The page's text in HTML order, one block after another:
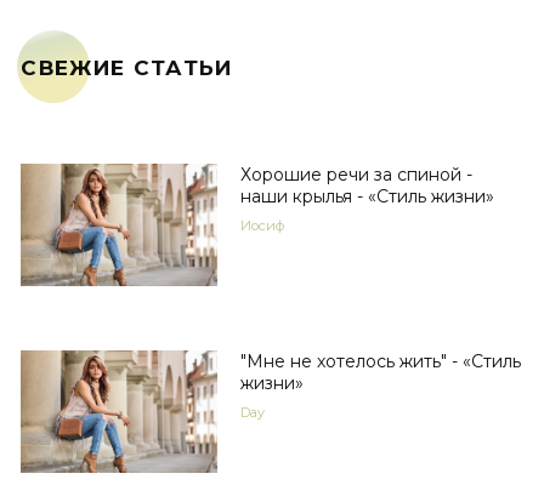
СВЕЖИЕ СТАТЬИ
Хорошие речи за спиной -
наши крылья - «Стиль жизни»
Иосиф
"Мне не хотелось жить" - «Стиль
жизни»
Day